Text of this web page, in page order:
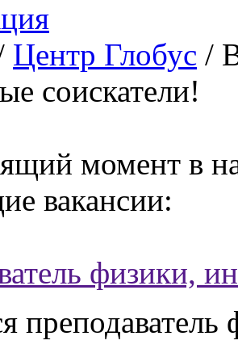
Центр Глобус /
соискатели!
момент в
вакансии:
физики,